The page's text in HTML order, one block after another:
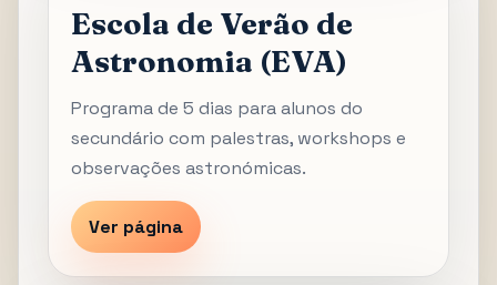
Escola de Verão de
Astronomia (EVA)
Programa de 5 dias para alunos do
secundário com palestras, workshops e
observações astronómicas.
Ver página